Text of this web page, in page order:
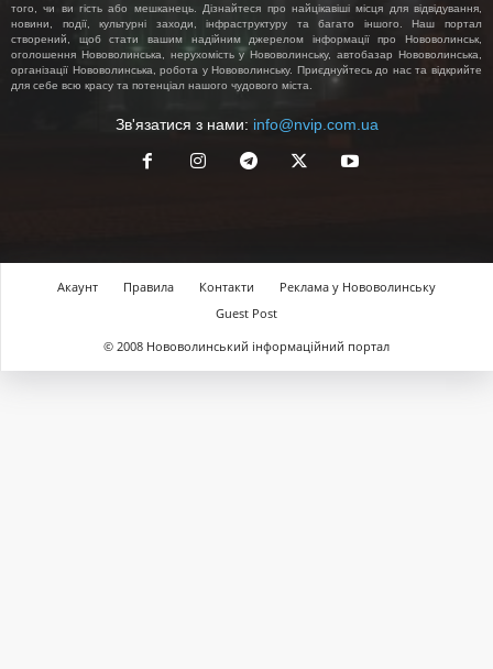
того, чи ви гість або мешканець. Дізнайтеся про найцікавіші місця для відвідування,
новини, події, культурні заходи, інфраструктуру та багато іншого. Наш портал
створений, щоб стати вашим надійним джерелом інформації про Нововолинськ,
оголошення Нововолинська, нерухомість у Нововолинську, автобазар Нововолинська,
організації Нововолинська, робота у Нововолинську. Приєднуйтесь до нас та відкрийте
для себе всю красу та потенціал нашого чудового міста.
Зв'язатися з нами: info@nvip.com.ua
Акаунт Правила Контакти
Реклама у Нововолинську
Guest Post
© 2008 Нововолинський інформаційний портал